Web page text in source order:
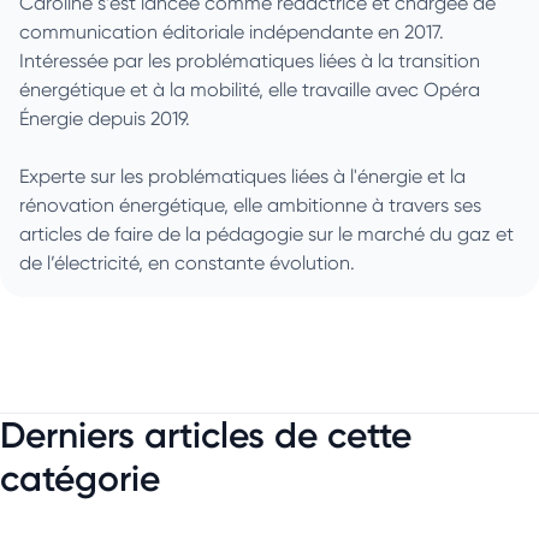
communication éditoriale indépendante en 2017.
Intéressée par les problématiques liées à la transition
énergétique et à la mobilité, elle travaille avec Opéra
Énergie depuis 2019.
Experte sur les problématiques liées à l'énergie et la
rénovation énergétique, elle ambitionne à travers ses
articles de faire de la pédagogie sur le marché du gaz et
de l’électricité, en constante évolution.
Derniers articles de cette
catégorie